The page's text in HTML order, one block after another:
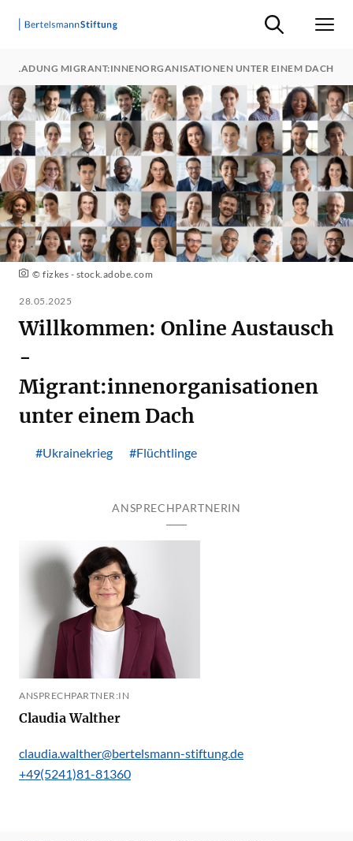
Suche ein-/
MIGRANT:INNENORGANISATIONEN UNTER EINEM DACH
© fizkes - stock.adobe.com
28.05.2025
Willkommen: Online Austausch
-
Migrant:innenorganisationen
unter einem Dach
#Ukrainekrieg #Flüchtlinge
ANSPRECHPARTNERIN
ANSPRECHPARTNER:IN
Claudia Walther
claudia.walther@bertelsmann-stiftung.de
+49(5241)81-81360